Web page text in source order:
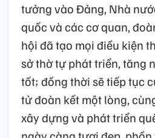
tưởng vào Đảng, Nhà
quốc và các cơ quan,
hội đã tạo mọi điều kiện
sở thờ tự phát triển, tăng
tốt; đồng thời sẽ tiếp tục
tử đoàn kết một lòng,
xây dựng và phát triển